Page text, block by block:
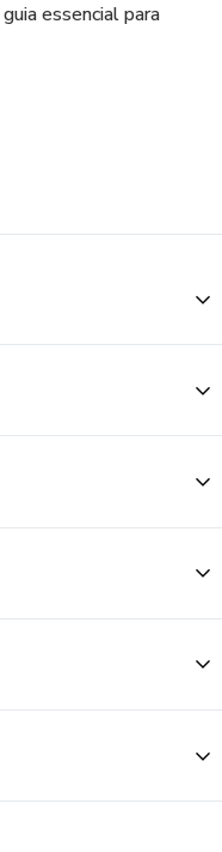
essencial para